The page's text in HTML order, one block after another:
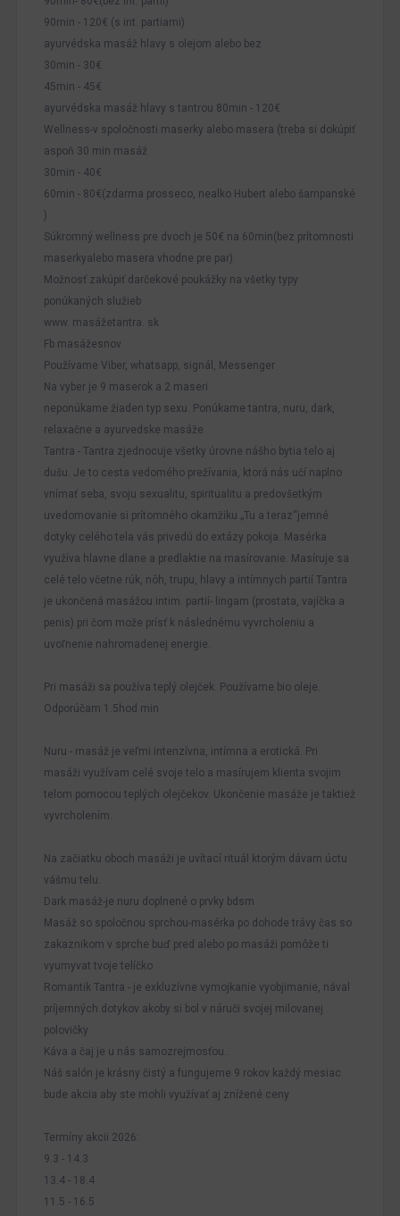
90min - 120€ (s int. partiami)
ayurvédska masáž hlavy s olejom alebo bez
30min - 30€
45min - 45€
ayurvédska masáž hlavy s tantrou 80min - 120€
Wellness-v spoločnosti maserky alebo masera (treba si dokúpiť
aspoň 30 min masáž
30min - 40€
60min - 80€(zdarma prosseco, nealko Hubert alebo šampanské
)
Súkromný wellness pre dvoch je 50€ na 60min(bez prítomnosti
maserkyalebo masera vhodne pre par)
Možnosť zakúpiť darčekové poukážky na všetky typy
ponúkaných služieb
www. masážetantra. sk
Fb masážesnov
Používame Viber, whatsapp, signál, Messenger
Na vyber je 9 maserok a 2 maseri
neponúkame žiaden typ sexu. Ponúkame tantra, nuru, dark,
relaxačne a ayurvedske masáže
Tantra - Tantra zjednocuje všetky úrovne nášho bytia telo aj
dušu. Je to cesta vedomého prežívania, ktorá nás učí naplno
vnímať seba, svoju sexualitu, spiritualitu a predovšetkým
uvedomovanie si prítomného okamžiku „Tu a teraz“jemné
dotyky celého tela vás privedú do extázy pokoja. Masérka
využíva hlavne dlane a predlaktie na masírovanie. Masíruje sa
celé telo včetne rúk, nôh, trupu, hlavy a intímnych partií Tantra
je ukončená masážou intim. partií- lingam (prostata, vajíčka a
penis) pri čom može prísť k následnému vyvrcholeniu a
uvoľnenie nahromadenej energie.
Pri masáži sa používa teplý olejček. Používame bio oleje.
Odporúčam 1.5hod min
Nuru - masáž je veľmi intenzívna, intímna a erotická. Pri
masáži využívam celé svoje telo a masírujem klienta svojim
telom pomocou teplých olejčekov. Ukončenie masáže je taktiež
vyvrcholením.
Na začiatku oboch masáži je uvítací rituál ktorým dávam úctu
vášmu telu.
Dark masáž-je nuru doplnené o prvky bdsm
Masáž so spoločnou sprchou-masérka po dohode trávy čas so
zakaznikom v sprche buď pred alebo po masáži pomôže ti
vyumyvat tvoje telíčko
Romantik Tantra - je exkluzívne vymojkanie vyobjimanie, nával
príjemných dotykov akoby si bol v náruči svojej milovanej
polovičky
Káva a čaj je u nás samozrejmosťou..
Náš salón je krásny čistý a fungujeme 9 rokov každý mesiac
bude akcia aby ste mohli využívať aj znížené ceny
Termíny akcii 2026:
9.3 - 14.3
13.4 - 18.4
11.5 - 16.5